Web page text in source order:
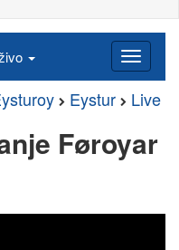
Eystur Live
Føroyar